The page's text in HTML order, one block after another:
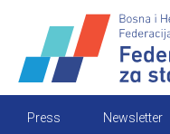
content
Press Newsletter